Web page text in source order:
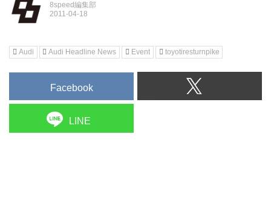
8speed編集部
Audi Audi Headline News Event toyotiresturnpike
Facebook
LINE